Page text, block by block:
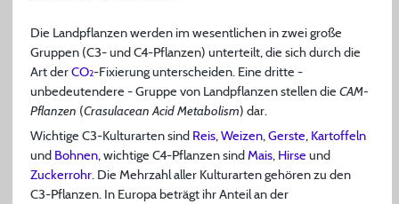
Die Landpflanzen werden im wesentlichen in zwei große
Gruppen (C3- und C4-Pflanzen) unterteilt, die sich durch die
Art derCO2-Fixierung unterscheiden. Eine dritte -
unbedeutendere - Gruppe von Landpflanzen stellen die CAM-
Pflanzen (Crasulacean Acid Metabolism) dar.
Wichtige C3-Kulturarten sind Reis, Weizen, Gerste, Kartoffeln
und Bohnen, wichtige C4-Pflanzen sind Mais, Hirse und
Zuckerrohr. Die Mehrzahl aller Kulturarten gehören zu den
C3-Pflanzen. In Europa beträgt ihr Anteil an der